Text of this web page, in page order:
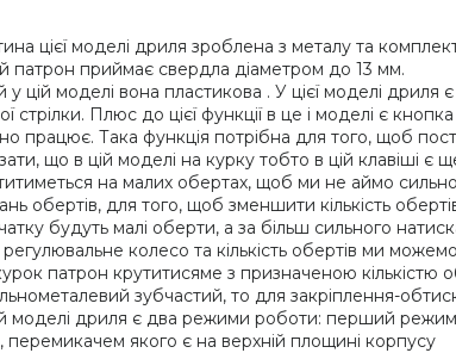
цієї моделі дриля зроблена з металу та
патрон приймає свердла діаметром до 13 мм.
цій моделі вона пластикова . У цієї моделі дриля
Плюс до цієї функції в це і моделі є
працює. Така функція потрібна для того, щоб
що в цій моделі на курку тобто в цій клавіші є
на малих обертах, щоб ми не аймо
для того, щоб зменшити кількість
будуть малі оберти, а за більш сильного
колесо та кількість обертів ми можемо
патрон крутитисяме з призначеною кількістю
зубчастий, то для закріплення-
моделі дриля є два режими роботи: перший
якого є на верхній площині корпусу